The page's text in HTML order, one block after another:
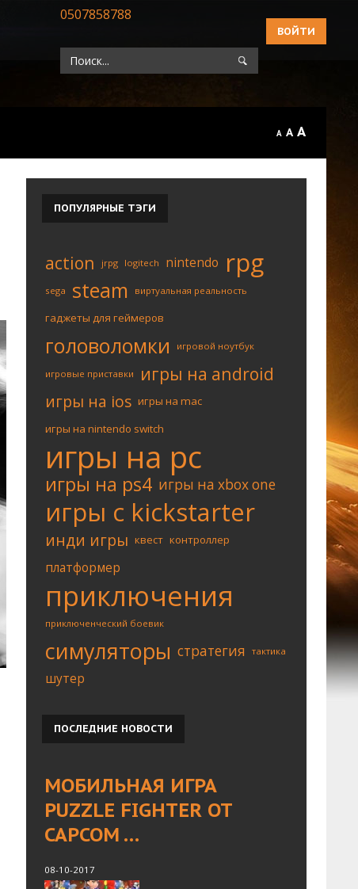
ВОЙТИ
0507858788
A A A
ПОПУЛЯРНЫЕ ТЭГИ
action jrpg logitech nintendo rpg
sega steam виртуальная реальность
гаджеты для геймеров
головоломки игровой ноутбук
игровые приставки игры на android
игры на ios игры на mac
игры на nintendo switch
игры на pc
игры на ps4 игры на xbox one
игры с kickstarter
инди игры квест контроллер
платформер
приключения
приключенческий боевик
симуляторы стратегия тактика
шутер
ПОСЛЕДНИЕ НОВОСТИ
МОБИЛЬНАЯ ИГРА
PUZZLE FIGHTER ОТ
CAPCOM …
08-10-2017